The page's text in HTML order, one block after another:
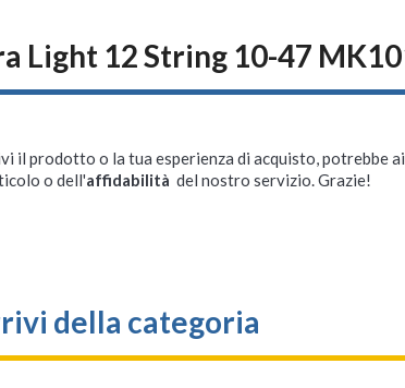
Light 12 String 10-47
il prodotto o la tua esperienza di acquisto, potrebbe
o dell'affidabilità del nostro servizio. Grazie!
della categoria